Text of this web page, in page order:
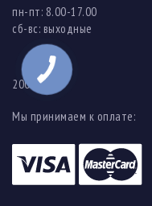
пн-пт: 8.00-17.00
cб-вс: выходные
2003-2026
Мы принимаем к оплате: